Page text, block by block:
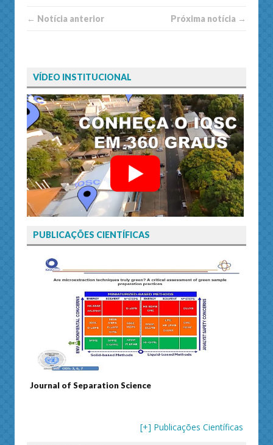
← Notí­cia anterior Próxima notí­­cia →
VÍDEO INSTITUCIONAL
PUBLICAÇÕES CIENTÍFICAS
Journal of Separation Science
[+] Publicações Científicas